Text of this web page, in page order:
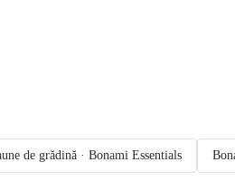
de grădină · Bonami Essentials